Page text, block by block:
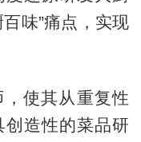
味”痛点，实现
使其从重复性
造性的菜品研